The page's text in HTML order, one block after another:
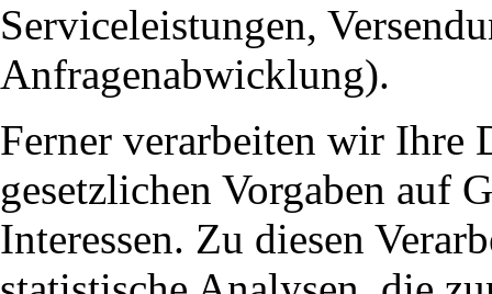
Serviceleistungen,
Anfragenabwicklung).
Ferner verarbeiten wir Ihre
gesetzlichen Vorgaben auf
Interessen. Zu diesen